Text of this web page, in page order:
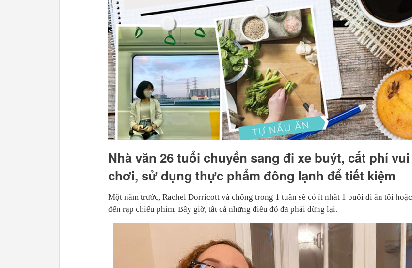
Nhà văn 26 tuổi chuyển sang đi xe buýt, cắt phí vui
chơi, sử dụng thực phẩm đông lạnh để tiết kiệm
Một năm trước, Rachel Dorricott và chồng trong 1 tuần sẽ có ít nhất 1 buổi đi ăn tối hoặc
đến rạp chiếu phim. Bây giờ, tất cả những điều đó đã phải dừng lại.